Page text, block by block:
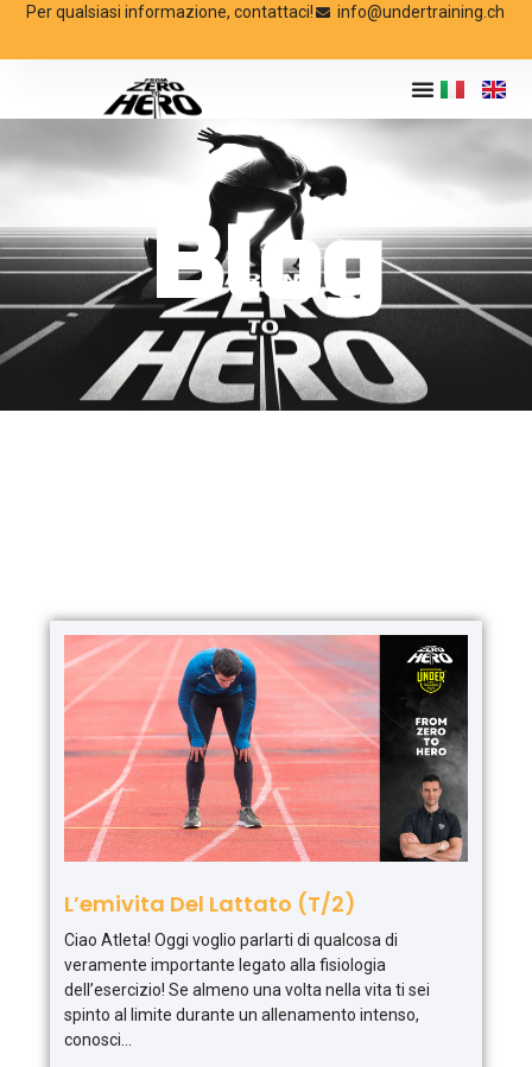
Per qualsiasi informazione, contattaci! info@undertraining.ch
Blog
L’emivita Del Lattato (T/2)
Ciao Atleta! Oggi voglio parlarti di qualcosa di
veramente importante legato alla fisiologia
dell’esercizio! Se almeno una volta nella vita ti sei
spinto al limite durante un allenamento intenso,
conosci